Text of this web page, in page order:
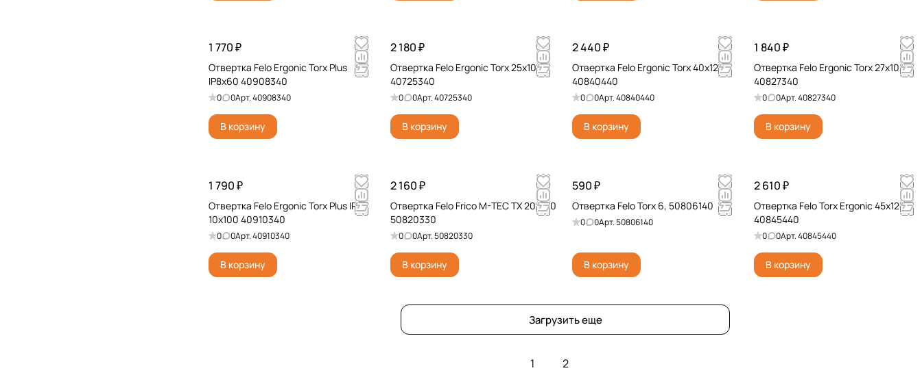
1 770 ₽
Отвертка Felo Ergonic Torx Plus
IP8x60 40908340
0 0Арт.40908340
В корзину
2 180 ₽
Отвертка Felo Ergonic Torx 25х100
40725340
0 0Арт.40725340
В корзину
2 440 ₽
Отвертка Felo Ergonic Torx 40х125
40840440
0 0Арт.40840440
В корзину
1 840 ₽
Отвертка Felo Ergonic Torx 27х100
40827340
0 0Арт.40827340
В корзину
1 790 ₽
Отвертка Felo Ergonic Torx Plus IP
10x100 40910340
0 0Арт.40910340
В корзину
2 160 ₽
Отвертка Felo Frico M-TEC TX 20x100
50820330
0 0Арт.50820330
В корзину
590 ₽
Отвертка Felo Torx 6, 50806140
0 0Арт.50806140
В корзину
2 610 ₽
Отвертка Felo Torx Ergonic 45x125
40845440
0 0Арт.40845440
В корзину
Загрузить еще
1 2